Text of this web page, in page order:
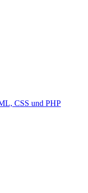
CSS und PHP